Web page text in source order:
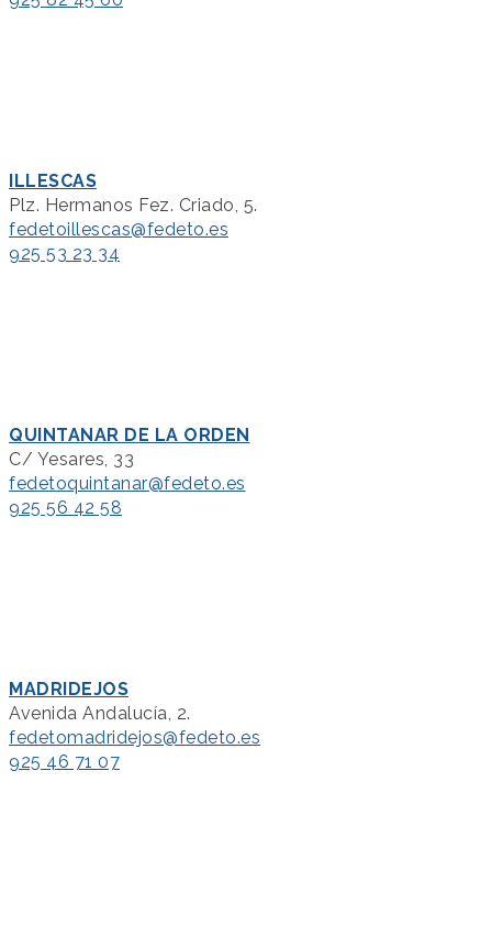
ILLESCAS
Plz. Hermanos Fez. Criado, 5.
fedetoillescas@fedeto.es
925 53 23 34
QUINTANAR DE LA ORDEN
C/ Yesares, 33
fedetoquintanar@fedeto.es
925 56 42 58
MADRIDEJOS
Avenida Andalucía, 2.
fedetomadridejos@fedeto.es
925 46 71 07